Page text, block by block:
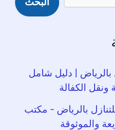
بالرياض | دليل شامل
ونقل الكفالة
بالرياض – مكتب
والموثوقة